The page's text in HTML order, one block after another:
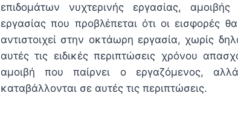
επιδομάτων νυχτερινής εργασίας,
εργασίας που προβλέπεται ότι οι εισφορές
αντιστοιχεί στην οκτάωρη εργασία, χωρίς
αυτές τις ειδικές περιπτώσεις χρόνου
αμοιβή που παίρνει ο εργαζόμενος,
καταβάλλονται σε αυτές τις περιπτώσεις.